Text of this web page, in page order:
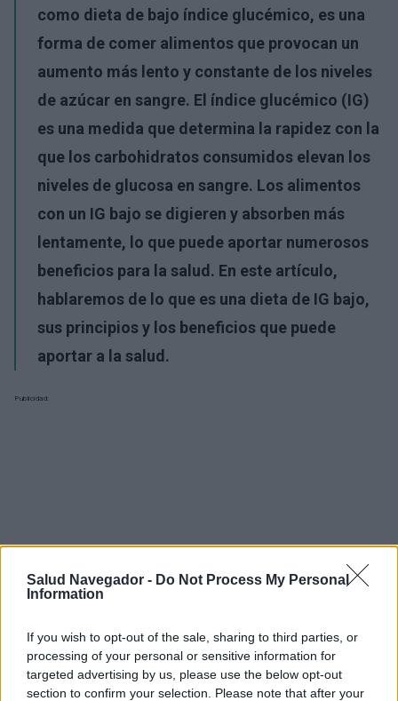
Salud Navegador - Do Not Process My Personal
Information
If you wish to opt-out of the sale, sharing to third parties, or
processing of your personal or sensitive information for
targeted advertising by us, please use the below opt-out
section to confirm your selection. Please note that after your
como dieta de bajo índice glucémico, es una
forma de comer alimentos que provocan un
aumento más lento y constante de los niveles
de azúcar en sangre. El índice glucémico (IG)
es una medida que determina la rapidez con la
que los carbohidratos consumidos elevan los
niveles de glucosa en sangre. Los alimentos
con un IG bajo se digieren y absorben más
lentamente, lo que puede aportar numerosos
beneficios para la salud. En este artículo,
hablaremos de lo que es una dieta de IG bajo,
sus principios y los beneficios que puede
aportar a la salud.
Publicidad: